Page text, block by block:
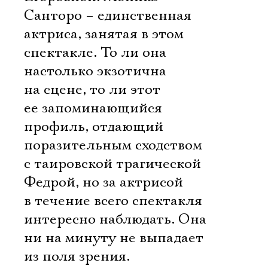
Санторо – единственная
актриса, занятая в этом
спектакле. То ли она
настолько экзотична
на сцене, то ли этот
ее запоминающийся
профиль, отдающий
поразительным сходством
с таировской трагической
Федрой, но за актрисой
в течение всего спектакля
интересно наблюдать. Она
ни на минуту не выпадает
из поля зрения.